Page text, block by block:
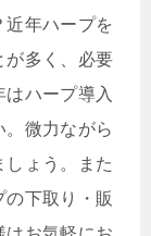
近年ハープを
が多く、必要
ハープ導入
微力ながら
ょう。また
下取り・販